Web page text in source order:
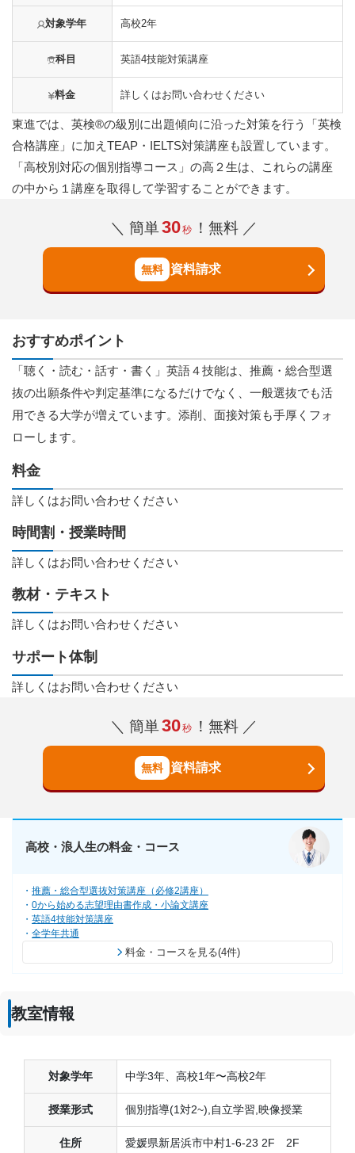
対象学年 高校2年
科目 英語4技能対策講座
料金 詳しくはお問い合わせください
東進では、英検®の級別に出題傾向に沿った対策を行う「英検
合格講座」に加えTEAP・IELTS対策講座も設置しています。
「高校別対応の個別指導コース」の高２生は、これらの講座
の中から１講座を取得して学習することができます。
＼ 簡単30秒 ！無料 ／
資料請求
おすすめポイント
「聴く・読む・話す・書く」英語４技能は、推薦・総合型選
抜の出願条件や判定基準になるだけでなく、一般選抜でも活
用できる大学が増えています。添削、面接対策も手厚くフォ
ローします。
料金
詳しくはお問い合わせください
時間割・授業時間
詳しくはお問い合わせください
教材・テキスト
詳しくはお問い合わせください
サポート体制
詳しくはお問い合わせください
＼ 簡単30秒 ！無料 ／
資料請求
高校・浪人生の料金・コース
推薦・総合型選抜対策講座（必修2講座）
0から始める志望理由書作成・小論文講座
英語4技能対策講座
全学年共通
料金・コースを見る(4件)
教室情報
対象学年 中学3年、高校1年〜高校2年
授業形式 個別指導(1対2~),自立学習,映像授業
住所 愛媛県新居浜市中村1-6-23 2F 2F